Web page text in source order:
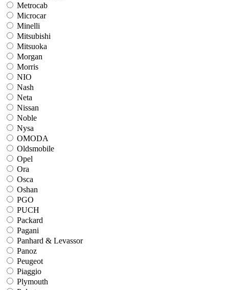
Metrocab
Microcar
Minelli
Mitsubishi
Mitsuoka
Morgan
Morris
NIO
Nash
Neta
Nissan
Noble
Nysa
OMODA
Oldsmobile
Opel
Ora
Osca
Oshan
PGO
PUCH
Packard
Pagani
Panhard & Levassor
Panoz
Peugeot
Piaggio
Plymouth